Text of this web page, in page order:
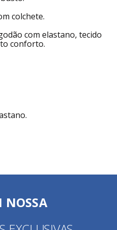
colchete.
com elastano, tecido
conforto.
NOSSA